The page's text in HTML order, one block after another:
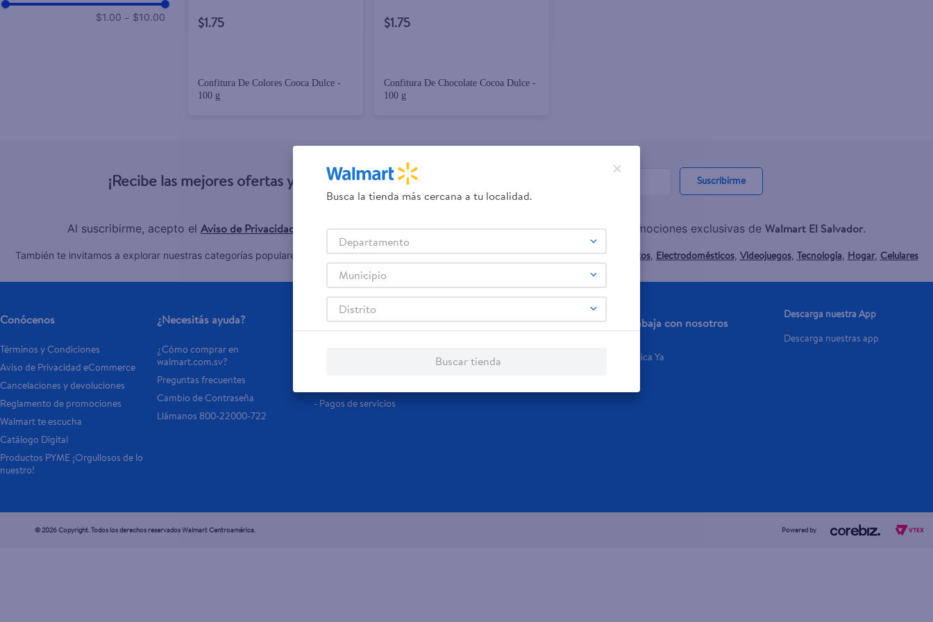
$1.00 – $10.00 $1.75
Confitura De Colores Cooca Dulce -
100 g
$1.75
Confitura De Chocolate Cocoa Dulce -
100 g
¡Recibe las mejores ofertas y promociones! Suscribirme
Al suscribirme, acepto el Aviso de Privacidad y losTérminos y Condiciones, así como el envío de noticias y promociones exclusivas de Walmart El Salvador.
También te invitamos a explorar nuestras categorías populares: Celulares,Línea blanca,Laptops,Colchones,Pantallas,Antigripales,Suplementos, Electrodomésticos, Videojuegos, Tecnología, Hogar, Celulares
Samsung,Celulares iPhone,Celulares Xiaomi,Celulares Honor.
Conócenos
Términos y Condiciones
Aviso de Privacidad eCommerce
Cancelaciones y devoluciones
Reglamento de promociones
Walmart te escucha
Catálogo Digital
Productos PYME ¡Orgullosos de lo
nuestro!
¿Necesitás ayuda?
¿Cómo comprar en
walmart.com.sv?
Preguntas frecuentes
Cambio de Contraseña
Llámanos 800-22000-722
Servicios
- Pagos de servicios
Financiamiento
Tarjeta de Crédito
Trabaja con nosotros
Aplica Ya
Descarga nuestra App
Descarga nuestras app
© 2026 Copyright. Todos los derechos reservados Walmart Centroamérica. Powered by
Busca la tienda más cercana a tu localidad.
Departamento
Municipio
Distrito
Buscar tienda